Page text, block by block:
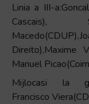
Linia a III-
Cascais),
Direito),Maxime
Manuel
Mijlocasi la
Francisco